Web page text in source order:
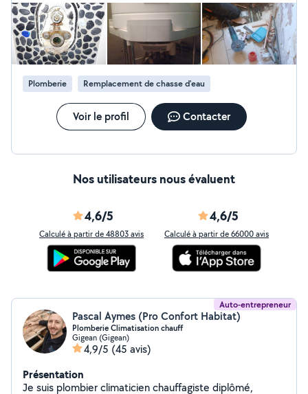
Plomberie Remplacement de chasse d'eau
Voir le profil Contacter
Nos utilisateurs nous évaluent
4,6/5
Calculé à partir de 48803 avis
4,6/5
Calculé à partir de 66000 avis
Auto-entrepreneur
Pascal Aymes (Pro Confort Habitat)
Plomberie Climatisation chauff
Gigean (Gigean)
4,9/5 (45 avis)
Présentation
Je suis plombier climaticien chauffagiste diplômé,